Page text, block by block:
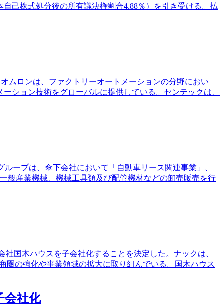
己株式処分後の所有議決権割合4.88％）を引き受ける。払
ムロンは、ファクトリーオートメーションの分野におい
ション技術をグローバルに提供している。センテックは、
ープは、傘下会社において「自動車リース関連事業」、
般産業機械、機械工具類及び配管機材などの卸売販売を行
国木ハウスを子会社化することを決定した。ナックは、
の強化や事業領域の拡大に取り組んでいる。国木ハウス
会社化